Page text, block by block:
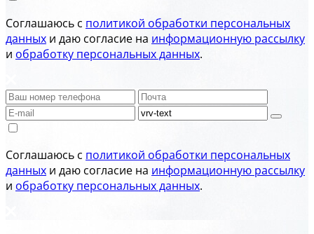
Соглашаюсь с политикой обработки персональных
данных и даю согласие на информационную рассылку
и обработку персональных данных.
Соглашаюсь с политикой обработки персональных
данных и даю согласие на информационную рассылку
и обработку персональных данных.